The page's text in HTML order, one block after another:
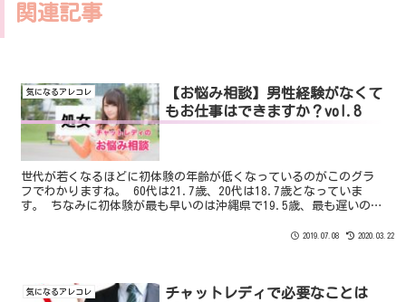
関連記事
気になるアレコレ
【お悩み相談】男性経験がなくて
もお仕事はできますか？vol.8
世代が若くなるほどに初体験の年齢が低くなっているのがこのグラ
フでわかりますね。 60代は21.7歳、20代は18.7歳となっていま
す。 ちなみに初体験が最も早いのは沖縄県で19.5歳、最も遅いのは
2019.07.08 2020.03.22
気になるアレコレ
チャットレディで必要なことは